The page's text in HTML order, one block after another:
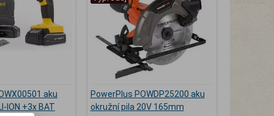
aku
ION +3x BAT
PowerPlus POWDP25200 aku
okružní pila 20V 165mm